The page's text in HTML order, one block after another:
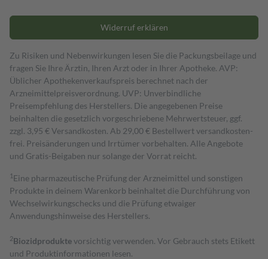
Widerruf erklären
Zu Risiken und Nebenwirkungen lesen Sie die Packungsbeilage und
fragen Sie Ihre Ärztin, Ihren Arzt oder in Ihrer Apotheke. AVP:
Üblicher Apothekenverkaufspreis berechnet nach der
Arzneimittelpreisverordnung. UVP: Unverbindliche
Preisempfehlung des Herstellers. Die angegebenen Preise
beinhalten die gesetzlich vorgeschriebene Mehrwertsteuer, ggf.
zzgl. 3,95 € Versandkosten. Ab 29,00 € Bestell­wert versand­kosten­
frei. Preisänderungen und Irrtümer vorbehalten. Alle Angebote
und Gratis-Beigaben nur solange der Vorrat reicht.
1 Eine pharmazeutische Prüfung der Arzneimittel und sonstigen
Produkte in deinem Warenkorb beinhaltet die Durchführung von
Wechselwirkungschecks und die Prüfung etwaiger
Anwendungshinweise des Herstellers.
2Biozidproduktevorsichtig verwenden. Vor Gebrauch stets Etikett
und Produktinformationen lesen.